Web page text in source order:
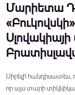
Մարիետա
Սիրելի՜
որ այս տարի